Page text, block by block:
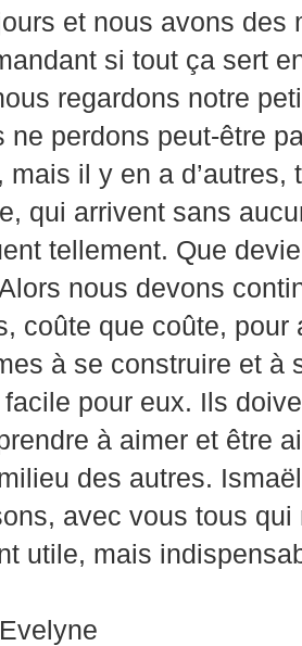
et nous avons des
si tout ça sert
regardons notre
ne perdons peut-être
mais il y en a d’autres,
qui arrivent sans
tellement. Que
nous devons
coûte que coûte, pour
à se construire et à
pour eux. Ils
à aimer et être
des autres.
avec vous tous
utile, mais